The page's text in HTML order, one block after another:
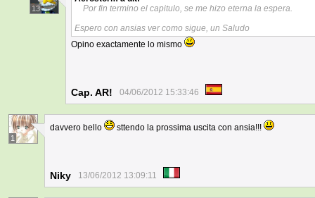
13
Por fin termino el capitulo, se me hizo eterna la espera.
Espero con ansias ver como sigue, un Saludo
Opino exactamente lo mismo
Cap. AR! 04/06/2012 15:33:46
1
davvero bello sttendo la prossima uscita con ansia!!!
Niky 13/06/2012 13:09:11